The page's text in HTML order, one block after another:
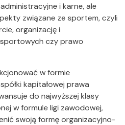
i karne, ale
związane ze sportem, czyli
organizację i
czy prawo
w formie
kapitałowej prawa
do najwyższej klasy
w formule ligi zawodowej,
swoją formę organizacyjno-